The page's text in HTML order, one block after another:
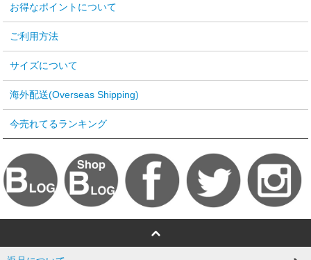
お得なポイントについて
ご利用方法
サイズについて
海外配送(Overseas Shipping)
今売れてるランキング